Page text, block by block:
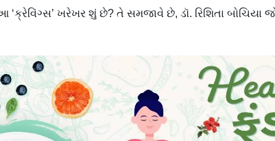
ખરેખર શું છે? તે સમજાવે છે, ડૉ. રિશિતા બોચિયા